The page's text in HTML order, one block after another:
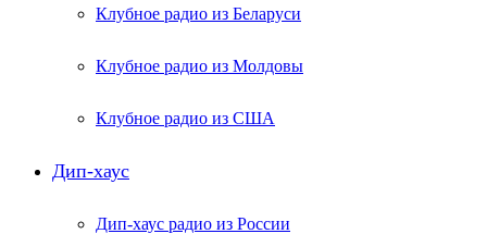
Клубное радио из Беларуси
Клубное радио из Молдовы
Клубное радио из США
Дип-хаус
Дип-хаус радио из России